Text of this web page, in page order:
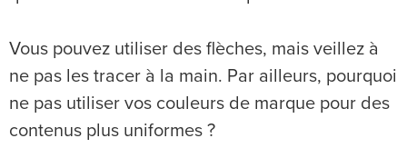
Vous pouvez utiliser des flèches, mais veillez à
ne pas les tracer à la main. Par ailleurs, pourquoi
ne pas utiliser vos couleurs de marque pour des
contenus plus uniformes ?